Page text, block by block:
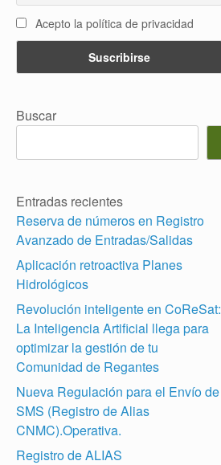
Acepto la política de privacidad
Buscar
Entradas recientes
Reserva de números en Registro
Avanzado de Entradas/Salidas
Aplicación retroactiva Planes
Hidrológicos
Revolución inteligente en CoReSat:
La Inteligencia Artificial llega para
optimizar la gestión de tu
Comunidad de Regantes
Nueva Regulación para el Envío de
SMS (Registro de Alias
CNMC).Operativa.
Registro de ALIAS